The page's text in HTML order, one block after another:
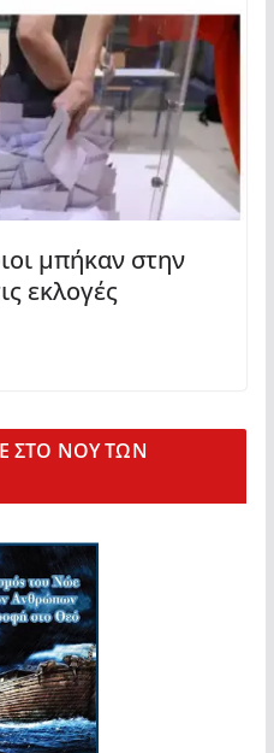
μπήκαν στην
εκλογές
ΣΤΟ ΝΟΥ ΤΩΝ